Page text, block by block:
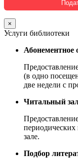
×
Услуги библиотеки
Абонементное
(в одно
две недели с
Читальный
зале.
Подбор